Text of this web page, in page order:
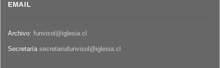
EMAIL
Archivo: funvisol@iglesia.cl
Secretaría secretariafunvisol@iglesia.cl